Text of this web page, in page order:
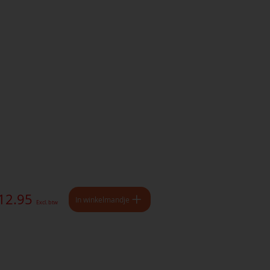
Excl. btw In winkelmandje